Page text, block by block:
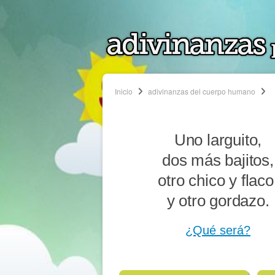
Inicio adivinanzas del cuerpo humano
Uno larguito,
dos más bajitos,
otro chico y
y otro gordazo.
¿Qué será?